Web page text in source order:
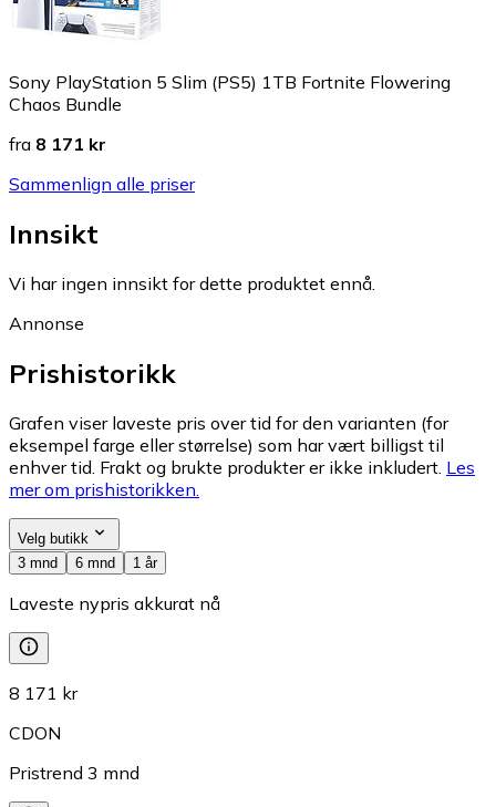
Sony PlayStation 5 Slim (PS5) 1TB Fortnite Flowering
Chaos Bundle
fra 8 171 kr
Sammenlign alle priser
Innsikt
Vi har ingen innsikt for dette produktet ennå.
Annonse
Prishistorikk
Grafen viser laveste pris over tid for den varianten (for
eksempel farge eller størrelse) som har vært billigst til
enhver tid. Frakt og brukte produkter er ikke inkludert. Les
mer om prishistorikken.
Velg butikk
3 mnd
6 mnd 1 år
Laveste nypris akkurat nå
8 171 kr
CDON
Pristrend 3 mnd